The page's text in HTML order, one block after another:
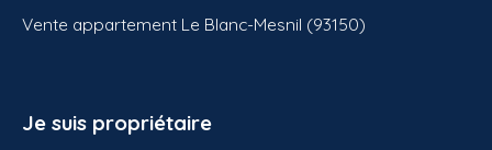
Vente appartement Le Blanc-Mesnil (93150)
Je suis propriétaire